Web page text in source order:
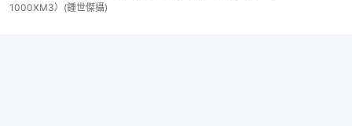
1000XM3）(鍾世傑攝)